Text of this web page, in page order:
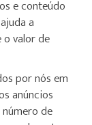
e conteúdo
a
valor de
por nós em
anúncios
de